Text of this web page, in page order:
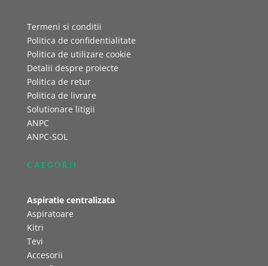
Termeni si conditii
Politica de confidentialitate
Politica de utilizare cookie
Detalii despre proiecte
Politica de retur
Politica de livrare
Solutionare litigii
ANPC
ANPC-SOL
CAEGORII
Aspiratie centralizata
Aspiratoare
Kitri
Tevi
Accesorii